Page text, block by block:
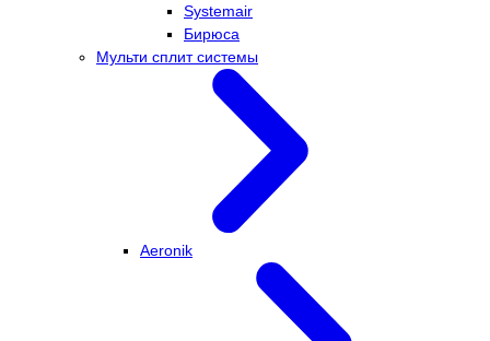
Systemair
Бирюса
Мульти сплит системы
Aeronik